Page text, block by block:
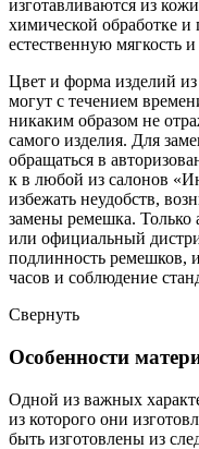
изготавливаются из
химической обработке
естественную мягкость
Цвет и форма изделий
могут с течением
никаким образом не
самого изделия. Для
обращаться в
к в любой из салонов
избежать неудобств,
замены ремешка. Только
или официальный
подлинность ремешков,
часов и соблюдение
Свернуть
Особенности
Одной из важных
из которого они
быть изготовлены из